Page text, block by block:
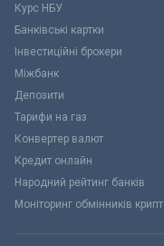
Курс НБУ
Банківські картки
Інвестиційні брокери
Міжбанк
Депозити
Тарифи на газ
Конвертер валют
Кредит онлайн
Народний рейтинг банків
Моніторинг обмінників